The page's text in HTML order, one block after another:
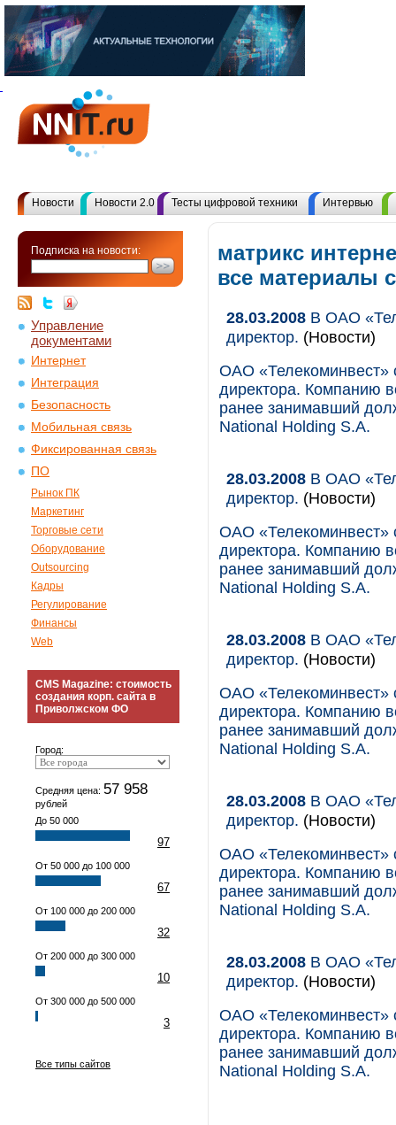
Новости Новости 2.0 Тесты цифровой техники Интервью
Подписка на новости:
Управление
документами
Интернет
Интеграция
Безопасность
Мобильная связь
Фиксированная связь
ПО
Рынок ПК
Маркетинг
Торговые сети
Оборудование
Outsourcing
Кадры
Регулирование
Финансы
Web
CMS Magazine: стоимость
создания корп. сайта в
Приволжском ФО
Город:
Средняя цена: 57 958
рублей
До 50 000
97
От 50 000 до 100 000
67
От 100 000 до 200 000
32
От 200 000 до 300 000
10
От 300 000 до 500 000
3
Все типы сайтов
матрикс
все материалы
28.03.2008 В ОАО
директор. (Новости)
ОАО «Телекоминвест»
директора. Компанию
ранее занимавший
National Holding S.A.
28.03.2008 В ОАО
директор. (Новости)
ОАО «Телекоминвест»
директора. Компанию
ранее занимавший
National Holding S.A.
28.03.2008 В ОАО
директор. (Новости)
ОАО «Телекоминвест»
директора. Компанию
ранее занимавший
National Holding S.A.
28.03.2008 В ОАО
директор. (Новости)
ОАО «Телекоминвест»
директора. Компанию
ранее занимавший
National Holding S.A.
28.03.2008 В ОАО
директор. (Новости)
ОАО «Телекоминвест»
директора. Компанию
ранее занимавший
National Holding S.A.